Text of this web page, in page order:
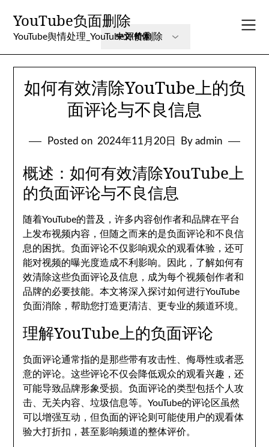
content
YouTube负面删除
YouTube舆情处理_YouTube评价删除
如何有效清除YouTube上的负
面评论与不良信息
Posted on 2024年11月20日 By admin
概述：如何有效清除YouTube上
的负面评论与不良信息
随着YouTube的普及，许多内容创作者和品牌在平台
上发布视频内容，但随之而来的是负面评论和不良信
息的困扰。负面评论不仅影响观众的观看体验，还可
能对视频的曝光度造成不利影响。因此，了解如何有
效清除这些负面评论及信息，成为每个视频创作者和
品牌的必要技能。本文将深入探讨如何进行YouTube
负面消除，帮助您打造更清洁、更专业的频道环境。
理解YouTube上的负面评论
负面评论通常指的是那些带有攻击性、侮辱性或者恶
意的评论。这些评论不仅会降低观众的观看兴趣，还
可能导致品牌形象受损。负面评论的类型包括个人攻
击、无关内容、垃圾信息等。YouTube的评论区虽然
可以增强互动，但负面的评论则可能使用户的观看体
验大打折扣，甚至影响频道的整体评价。